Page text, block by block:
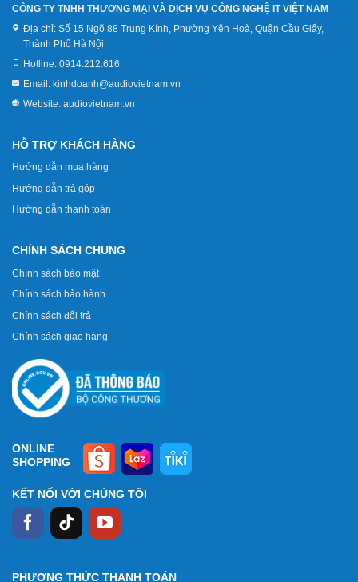
CÔNG TY TNHH THƯƠNG MẠI VÀ DỊCH VỤ CÔNG NGHỆ IT VIỆT NAM
Địa chỉ: Số 15 Ngõ 88 Trung Kính, Phường Yên Hoà, Quận Cầu Giấy,
Thành Phố Hà Nội
Hotline: 0914.212.616
Email: kinhdoanh@audiovietnam.vn
Website: audiovietnam.vn
HỖ TRỢ KHÁCH HÀNG
Hướng dẫn mua hàng
Hướng dẫn trả góp
Hướng dẫn thanh toán
CHÍNH SÁCH CHUNG
Chính sách bảo mật
Chính sách bảo hành
Chính sách đổi trả
Chính sách giao hàng
ONLINE
SHOPPING
KẾT NỐI VỚI CHÚNG TÔI
PHƯƠNG THỨC THANH TOÁN